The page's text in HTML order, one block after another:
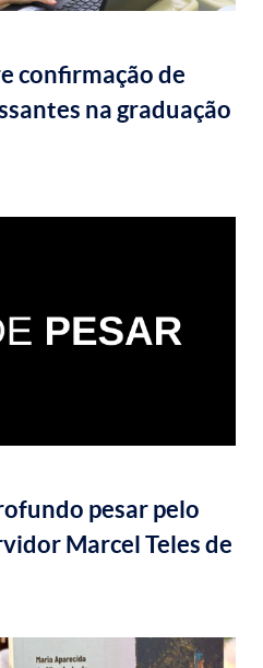
confirmação de
na graduação
pesar pelo
Marcel Teles de